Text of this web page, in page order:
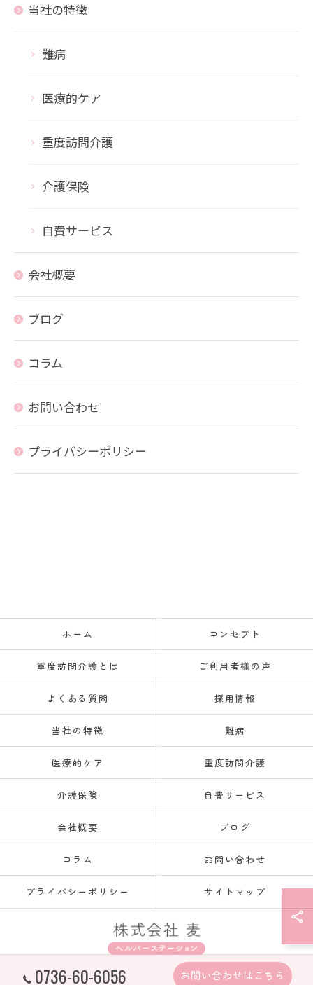
当社の特徴
難病
医療的ケア
重度訪問介護
介護保険
自費サービス
会社概要
ブログ
コラム
お問い合わせ
プライバシーポリシー
0736-60-6056 お問い合わせはこちら
ホーム コンセプト
重度訪問介護とは ご利用者様の声
よくある質問 採用情報
当社の特徴 難病
医療的ケア 重度訪問介護
介護保険 自費サービス
会社概要 ブログ
コラム お問い合わせ
プライバシーポリシー サイトマップ